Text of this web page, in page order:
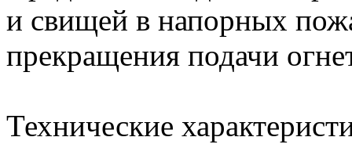
и свищей в напорных
прекращения подачи
Технические